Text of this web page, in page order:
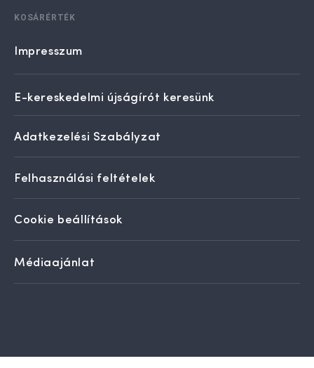
KOSÁRÉRTÉK
Impresszum
E-kereskedelmi újságírót keresünk
Adatkezelési Szabályzat
Felhasználási feltételek
Cookie beállítások
Médiaajánlat